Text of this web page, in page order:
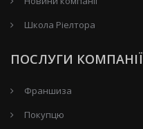
Школа Ріелтора
ПОСЛУГИ КОМПАНІЇ
Франшиза
Покупцю